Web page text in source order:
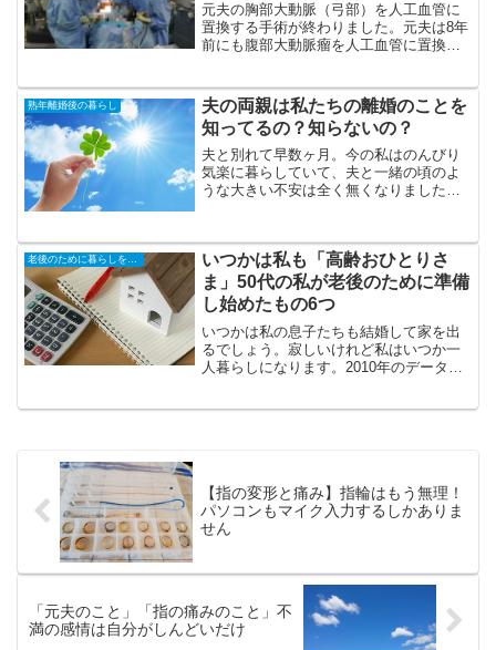
元夫の胸部大動脈（弓部）を人工血管に
置換する手術が終わりました。元夫は8年
前にも腹部大動脈瘤を人工血管に置換し
動脈硬化の具合による腹部と胸部では手
術の大変さが全く違い、...
熟年離婚後の暮らし
夫の両親は私たちの離婚のことを
知ってるの？知らないの？
夫と別れて早数ヶ月。今の私はのんびり
気楽に暮らしていて、夫と一緒の頃のよ
うな大きい不安は全く無くなりました。
みても本当にとても辛かった・・・今の
私は、いくら仕事がしんど...
老後のために暮らしを小さく
いつかは私も「高齢おひとりさ
ま」50代の私が老後のために準備
し始めたもの6つ
いつかは私の息子たちも結婚して家を出
るでしょう。寂しいけれど私はいつか一
人暮らしになります。2010年のデータで
【指の変形と痛み】指輪はもう無理！
パソコンもマイク入力するしかありま
せん
「元夫のこと」「指の痛みのこと」不
満の感情は自分がしんどいだけ